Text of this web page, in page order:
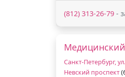
(812) 313-26-79 -
Медицинский
Санкт-Петербург,
Невский проспект